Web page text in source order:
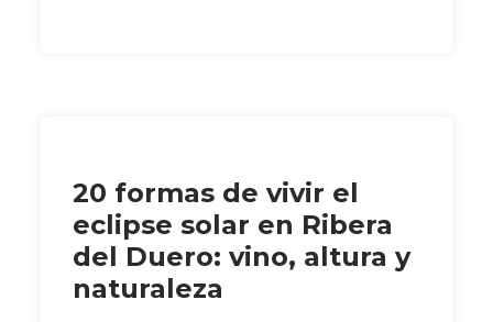
20 formas de vivir el
eclipse solar en Ribera
del Duero: vino, altura y
naturaleza